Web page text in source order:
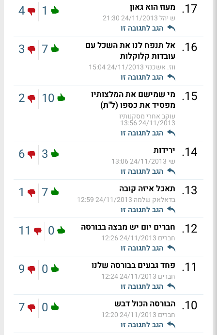
17
. מעוז הוא גאון
ש יהל24/11/2013 21:30
הגב לתגובה זו
1
4
16
. אל תנפח לנו את השכל עם
עובדות קלוקלות
ווז. אשכנזי24/11/2013 15:04
הגב לתגובה זו
7
3
15
. מי שמישם את המלצותיו
מפסיד את כספו (ל"ת)
עוקב אחרי מסקנותיו
24/11/2013 13:56
הגב לתגובה זו
10
2
14
. ירידות
שי24/11/2013 13:06
הגב לתגובה זו
3
6
13
. תאכל איזה קובה
בדאלאק שלמה 24/11/2013 12:59
הגב לתגובה זו
7
1
12
. חברים יום יש מבצה בבורסה
חברים 24/11/2013 12:26
הגב לתגובה זו
0
11
11
. פחד גבעים בבורסה שלנו
חברים 24/11/2013 12:24
הגב לתגובה זו
0
9
10
. הבורסה הכול דבש
חברים 24/11/2013 12:20
הגב לתגובה זו
0
7